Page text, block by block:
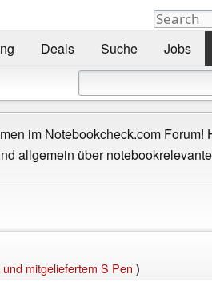
Deals Suche Jobs
im Notebookcheck.com
allgemein über
mitgeliefertem S Pen )